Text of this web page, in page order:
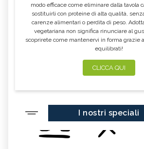
modo efficace come eliminare dalla tavola
sostituirli con proteine di alta qualità,
carenze alimentari o perdita di peso.
vegetariana non significa rinunciare al
scoprirete come mantenervi in forma grazie
equilibrati!
CLICCA QUI
I nostri speciali